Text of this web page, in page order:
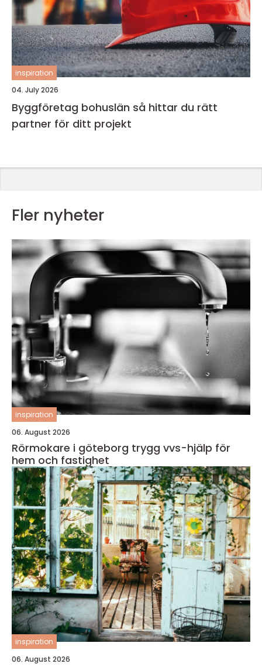
inspiration
04. July 2026
Byggföretag bohuslän så hittar du rätt
partner för ditt projekt
Fler nyheter
inspiration
06. August 2026
Rörmokare i göteborg trygg vvs-hjälp för
hem och fastighet
inspiration
06. August 2026